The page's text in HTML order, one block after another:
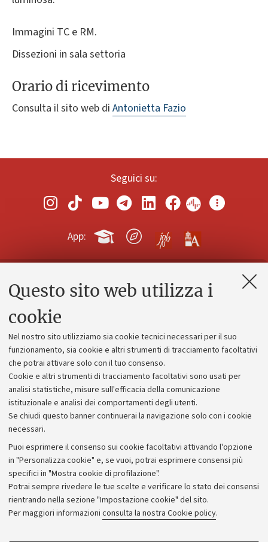
Questo sito web utilizza i
cookie
Nel nostro sito utilizziamo sia cookie tecnici necessari per il suo
funzionamento, sia cookie e altri strumenti di tracciamento facoltativi
che potrai attivare solo con il tuo consenso.
Cookie e altri strumenti di tracciamento facoltativi sono usati per
analisi statistiche, misure sull'efficacia della comunicazione
istituzionale e analisi dei comportamenti degli utenti.
Se chiudi questo banner continuerai la navigazione solo con i cookie
necessari.
Puoi esprimere il consenso sui cookie facoltativi attivando l'opzione
in "Personalizza cookie" e, se vuoi, potrai esprimere consensi più
specifici in "Mostra cookie di profilazione".
Potrai sempre rivedere le tue scelte e verificare lo stato dei consensi
rientrando nella sezione "Impostazione cookie" del sito.
Per maggiori informazioni consulta la nostra Cookie policy.
Immagini TC e RM.
Dissezioni in sala settoria
Orario di ricevimento
Consulta il sito web di Antonietta Fazio
Seguici su:
App:
Contatti e PEC
Alumni community
Piano strategico
Bilanci
Donazioni e 5x1000
Bandi, gare e concorsi
Albo online
Amministrazione trasparente
Atti di notifica
Informazioni sul sito e accessibilità